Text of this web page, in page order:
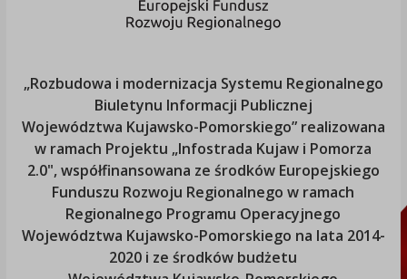
„Rozbudowa i modernizacja Systemu Regionalnego
Biuletynu Informacji Publicznej
Województwa Kujawsko-Pomorskiego” realizowana
w ramach Projektu „Infostrada Kujaw i Pomorza
2.0", współfinansowana ze środków Europejskiego
Funduszu Rozwoju Regionalnego w ramach
Regionalnego Programu Operacyjnego
Województwa Kujawsko-Pomorskiego na lata 2014-
2020 i ze środków budżetu